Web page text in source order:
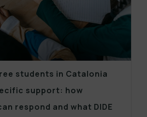
students in Catalonia
support: how
respond and what DIDE